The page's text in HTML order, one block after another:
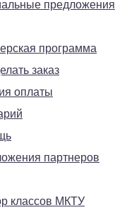
предложения
программа
заказ
оплаты
партнеров
классов МКТУ